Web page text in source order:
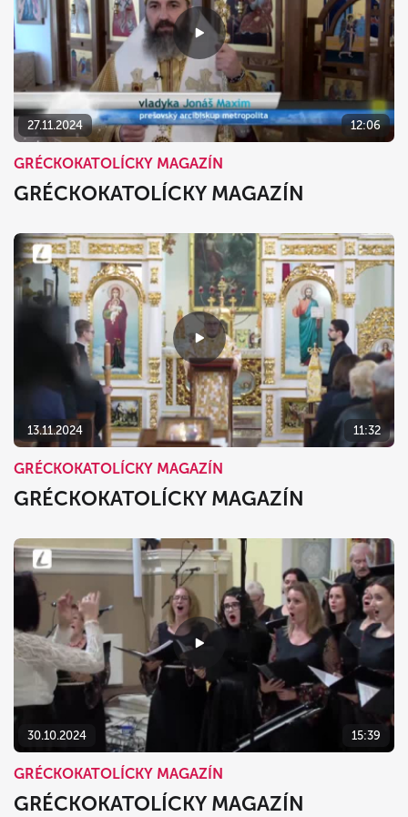
27.11.2024 12:06
GRÉCKOKATOLÍCKY MAGAZÍN
GRÉCKOKATOLÍCKY MAGAZÍN
13.11.2024 11:32
GRÉCKOKATOLÍCKY MAGAZÍN
GRÉCKOKATOLÍCKY MAGAZÍN
30.10.2024 15:39
GRÉCKOKATOLÍCKY MAGAZÍN
GRÉCKOKATOLÍCKY MAGAZÍN